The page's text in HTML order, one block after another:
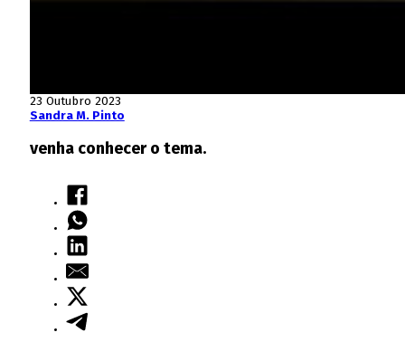
23 Outubro 2023
Sandra M. Pinto
venha conhecer o tema.